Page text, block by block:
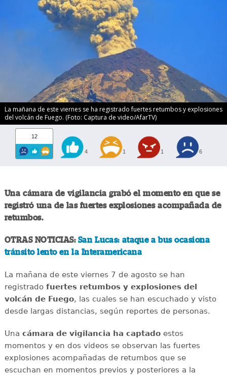
La mañana de este viernes se ha registrado fuertes retumbos y explosiones
del volcán de Fuego. (Foto: Captura de video/AfarTV)
12
4 1 1 6
Una cámara de vigilancia grabó el momento en que se
registró una de las fuertes explosiones acompañada de
retumbos.
OTRAS NOTICIAS: San Lucas: ataque a bus ocasiona
tránsito lento en la Interamericana
La mañana de este viernes 7 de agosto se han
registrado fuertes retumbos y explosiones del
volcán de Fuego, las cuales se han escuchado y visto
desde largas distancias, según reportes de personas.
Una cámara de vigilancia ha captadoestos
momentos y en dos videos se observan las fuertes
explosiones acompañadas de retumbos que se
escuchan en momentos previos y posteriores a la